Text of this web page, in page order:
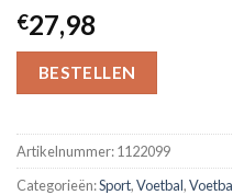
€27,98
BESTELLEN
Artikelnummer:1122099
Categorieën:Sport,Voetbal,